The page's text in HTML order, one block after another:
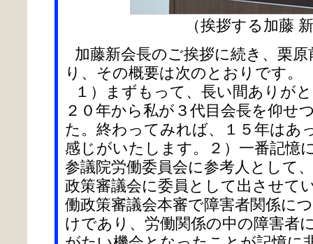
（挨拶する加藤
加藤新会長のご挨拶に続き、栗
り、その概要は次のとおりです。
１）まずもって、長い間ありが
２０年から私が３代目会長を仰せ
た。終わってみれば、１５年はあ
感じがいたします。２）一番記憶
参議院労働委員会に参考人として
政策審議会に委員として出させて
働政策審議会本審で障害者関係に
けであり、労働関係の中の障害者